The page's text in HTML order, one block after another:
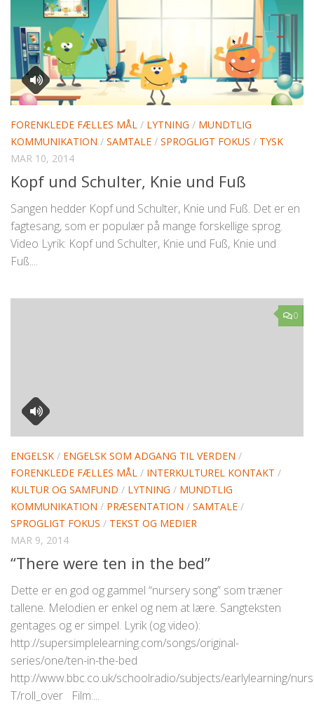
FORENKLEDE FÆLLES MÅL / LYTNING / MUNDTLIG
KOMMUNIKATION / SAMTALE / SPROGLIGT FOKUS / TYSK
MAR 10, 2014
Kopf und Schulter, Knie und Fuß
Sangen hedder Kopf und Schulter, Knie und Fuß. Det er en
fagtesang, som er populær på mange forskellige sprog.
Video Lyrik: Kopf und Schulter, Knie und Fuß, Knie und
Fuß....
0
ENGELSK / ENGELSK SOM ADGANG TIL VERDEN /
FORENKLEDE FÆLLES MÅL / INTERKULTUREL KONTAKT /
KULTUR OG SAMFUND / LYTNING / MUNDTLIG
KOMMUNIKATION / PRÆSENTATION / SAMTALE /
SPROGLIGT FOKUS / TEKST OG MEDIER
MAR 9, 2014
“There were ten in the bed”
Dette er en god og gammel “nursery song” som træner
tallene. Melodien er enkel og nem at lære. Sangteksten
gentages og er simpel. Lyrik (og video):
http://supersimplelearning.com/songs/original-
series/one/ten-in-the-bed
http://www.bbc.co.uk/schoolradio/subjects/earlylearning/
T/roll_over Film:...